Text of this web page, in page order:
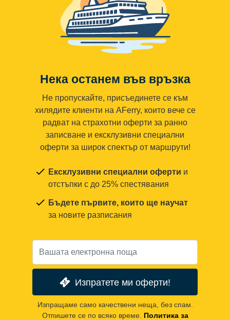
Нека останем във връзка
Не пропускайте, присъединете се към
хилядите клиенти на AFerry, които вече се
радват на страхотни оферти за ранно
записване и ексклузивни специални
оферти за широк спектър от маршрути!
Ексклузивни специални оферти и
отстъпки с до 25% спестявания
Бъдете първите, които ще научат
за новите разписания
Изпратете ми оферти!
Изпращаме само качествени неща, без спам.
Отпишете се по всяко време. Политика за